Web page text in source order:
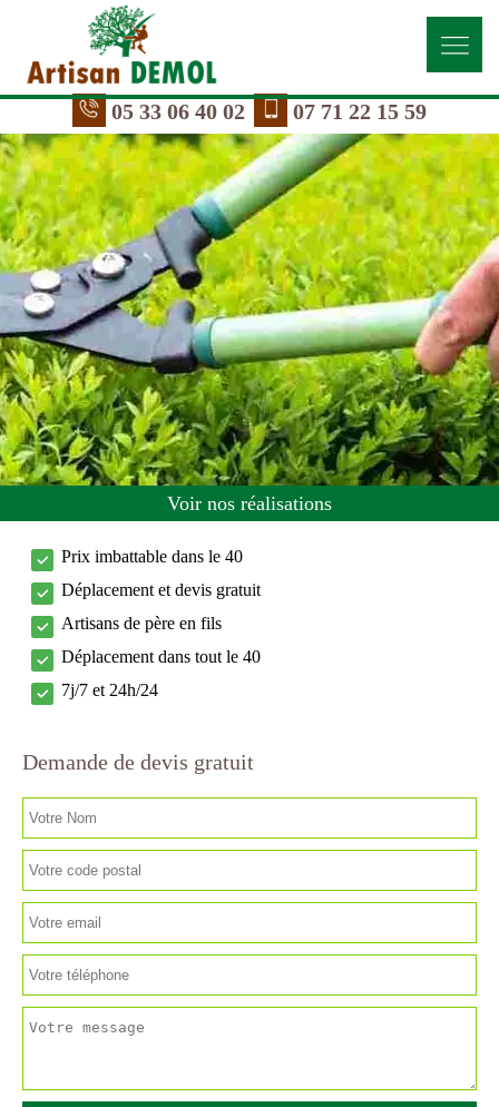
05 33 06 40 02 07 71 22 15 59
Voir nos réalisations
Prix imbattable dans le 40
Déplacement et devis gratuit
Artisans de père en fils
Déplacement dans tout le 40
7j/7 et 24h/24
Demande de devis gratuit